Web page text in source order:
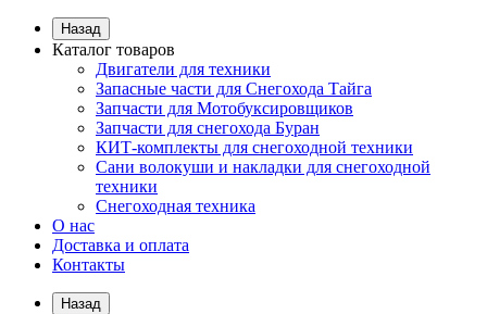
Назад
Каталог товаров
Двигатели для техники
Запасные части для Снегохода Тайга
Запчасти для Мотобуксировщиков
Запчасти для снегохода Буран
КИТ-комплекты для снегоходной техники
Сани волокуши и накладки для снегоходной
техники
Снегоходная техника
О нас
Доставка и оплата
Контакты
Назад